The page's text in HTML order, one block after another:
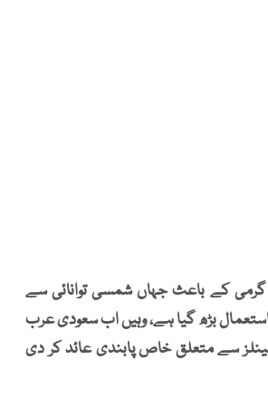
گرمی کے باعث جہاں شمسی توانائی سے
استعمال بڑھ گیا ہے، وہیں اب سعودی عرب
سے متعلق خاص پابندی عائد کر دی